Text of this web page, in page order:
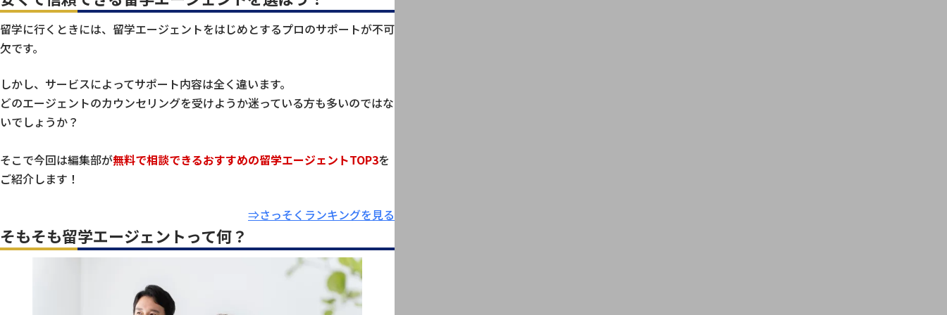
留学に行くときには、留学エージェントをはじめとするプロのサポートが不可
欠です。
しかし、サービスによってサポート内容は全く違います。
どのエージェントのカウンセリングを受けようか迷っている方も多いのではな
いでしょうか？
そこで今回は編集部が無料で相談できるおすすめの留学エージェントTOP3を
ご紹介します！
⇒さっそくランキングを見る
そもそも留学エージェントって何？